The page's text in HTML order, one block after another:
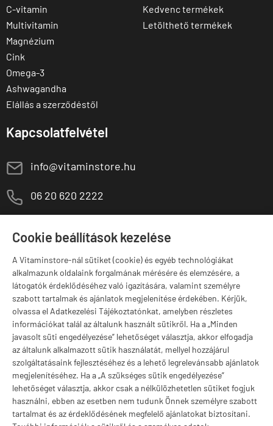
Cookie beállítások kezelése
A Vitaminstore-nál sütiket (cookie) és egyéb technológiákat
alkalmazunk oldalaink forgalmának mérésére és elemzésére, a
látogatók érdeklődéséhez való igazítására, valamint személyre
szabott tartalmak és ajánlatok megjelenítése érdekében. Kérjük,
olvassa el Adatkezelési Tájékoztatónkat, amelyben részletes
információkat talál az általunk használt sütikről. Ha a „Minden
javasolt süti engedélyezése” lehetőséget választja, akkor elfogadja
az általunk alkalmazott sütik használatát, mellyel hozzájárul
szolgáltatásaink fejlesztéséhez és a lehető legrelevánsabb ajánlatok
megjelenítéséhez. Ha a „A szükséges sütik engedélyezése”
lehetőséget választja, akkor csak a nélkülözhetetlen sütiket fogjuk
használni, ebben az esetben nem tudunk Önnek személyre szabott
tartalmat és az érdeklődésének megfelelő ajánlatokat biztosítani.
C-vitamin
Multivitamin
Magnézium
Cink
Omega-3
Ashwagandha
Elállás a szerződéstől
Kedvenc termékek
Letölthető termékek
Kapcsolatfelvétel
E info@vitaminstore.hu
M 06 20 620 2222
Szugló u. 83-85.
Márkák
Valuta választás